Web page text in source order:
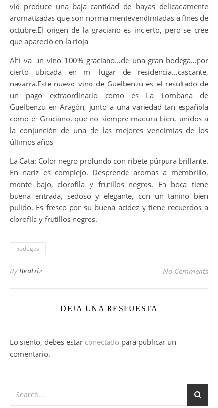
vid produce una baja cantidad de bayas delicadamente
aromatizadas que son normalmentevendimiadas a fines de
octubre.El origen de la graciano es incierto, pero se cree
que apareció en la rioja
Ahí va un vino 100% graciano…de una gran bodega…por
cierto ubicada en mi lugar de residencia…cascante,
navarra.Este nuevo vino de Guelbenzu es el resultado de
un pago extraordinario como es La Lombana de
Guelbenzu en Aragón, junto a una variedad tan española
como el Graciano, que no siempre madura bien, unidos a
la conjunción de una de las mejores vendimias de los
últimos años:
La Cata: Color negro profundo con ribete púrpura brillante.
En nariz es complejo. Desprende aromas a membrillo,
monte bajo, clorofila y frutillos negros. En boca tiene
buena entrada, sedoso y elegante, con un tanino bien
pulido. Es fresco por su buena acidez y tiene recuerdos a
clorofila y frutillos negros.
bodegas
By Beatriz No Comments
DEJA UNA RESPUESTA
Lo siento, debes estar conectado para publicar un
comentario.